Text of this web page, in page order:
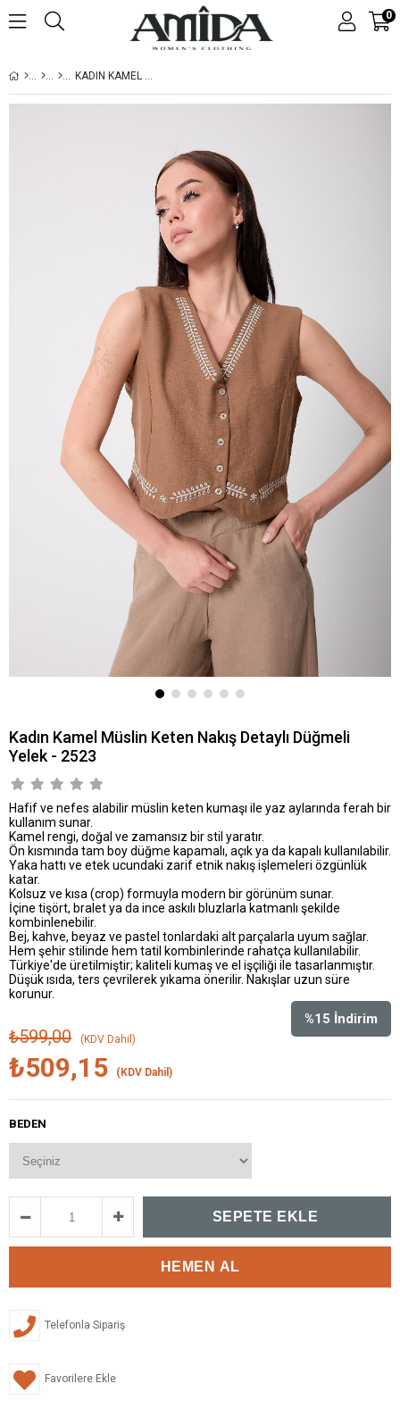
0
KADIN KAMEL MÜSLIN KETEN NAKIŞ DETAYLI DÜĞMELI YELEK - 2523
Kadın Kamel Müslin Keten Nakış Detaylı Düğmeli
Yelek - 2523
Hafif ve nefes alabilir müslin keten kumaşı ile yaz aylarında ferah bir
kullanım sunar.
Kamel rengi, doğal ve zamansız bir stil yaratır.
Ön kısmında tam boy düğme kapamalı, açık ya da kapalı kullanılabilir.
Yaka hattı ve etek ucundaki zarif etnik nakış işlemeleri özgünlük
katar.
Kolsuz ve kısa (crop) formuyla modern bir görünüm sunar.
İçine tişört, bralet ya da ince askılı bluzlarla katmanlı şekilde
kombinlenebilir.
Bej, kahve, beyaz ve pastel tonlardaki alt parçalarla uyum sağlar.
Hem şehir stilinde hem tatil kombinlerinde rahatça kullanılabilir.
Türkiye'de üretilmiştir; kaliteli kumaş ve el işçiliği ile tasarlanmıştır.
Düşük ısıda, ters çevrilerek yıkama önerilir. Nakışlar uzun süre
korunur.
%15 İndirim
₺599,00 (KDV Dahil)
₺509,15 (KDV Dahil)
BEDEN
Telefonla Sipariş
Favorilere Ekle